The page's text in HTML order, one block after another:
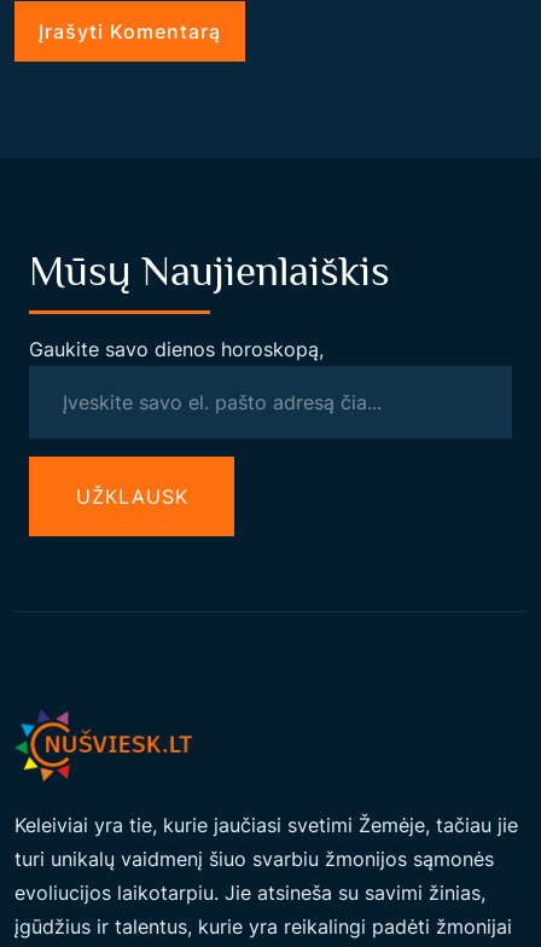
Mūsų Naujienlaiškis
Gaukite savo dienos horoskopą,
UŽКLAUSK
Keleiviai yra tie, kurie jaučiasi svetimi Žemėje, tačiau jie
turi unikalų vaidmenį šiuo svarbiu žmonijos sąmonės
evoliucijos laikotarpiu. Jie atsineša su savimi žinias,
įgūdžius ir talentus, kurie yra reikalingi padėti žmonijai